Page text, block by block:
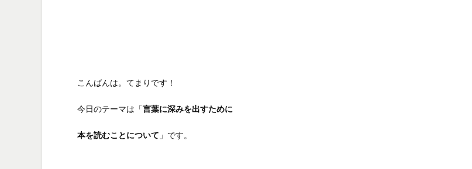
こんばんは。てまりです！
今日のテーマは「言葉に深みを出すために
本を読むことについて 」です。